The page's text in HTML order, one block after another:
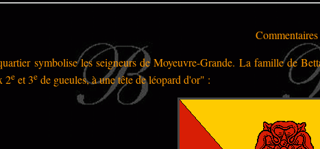
Commentaires
symbolise les seigneurs de Moyeuvre-Grande. La famille de
2e et 3e de gueules, à une tête de léopard d'or" :